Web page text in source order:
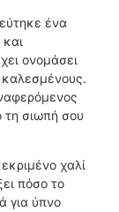
ένα
ονομάσει
καλεσμένους.
τη σιωπή σου
χαλί
πόσο το
για ύπνο